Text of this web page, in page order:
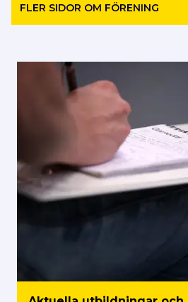
FLER SIDOR OM FÖRENING